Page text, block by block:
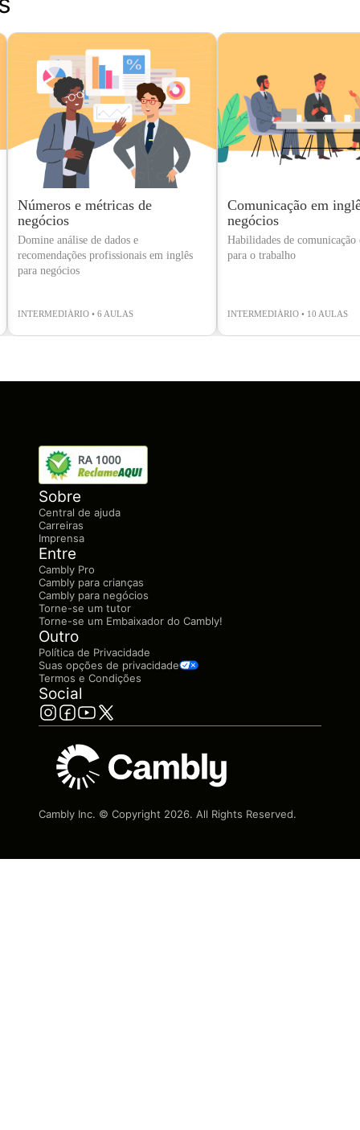
Números e métricas de
negócios
Domine análise de dados e
recomendações profissionais em inglês
para negócios
INTERMEDIÁRIO • 6 AULAS
Comunicação em
negócios
Habilidades de comunicação
para o trabalho
INTERMEDIÁRIO • 10 AULAS
Sobre
Central de ajuda
Carreiras
Imprensa
Entre
Cambly Pro
Cambly para crianças
Cambly para negócios
Torne-se um tutor
Torne-se um Embaixador do Cambly!
Outro
Política de Privacidade
Suas opções de privacidade
Termos e Condições
Social
Cambly Inc. © Copyright 2026. All Rights Reserved.